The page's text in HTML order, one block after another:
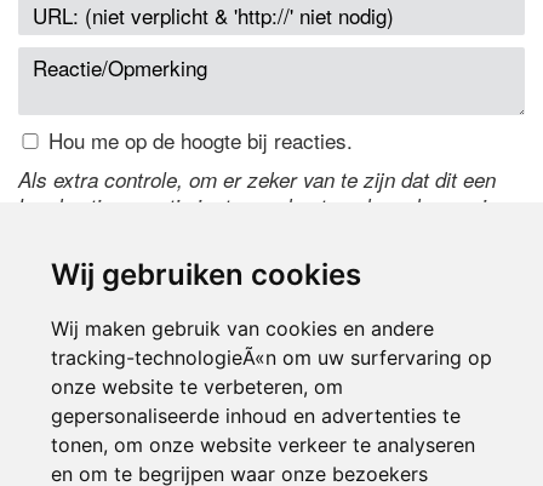
Wij gebruiken cookies
Wij maken gebruik van cookies en andere
tracking-technologieÃ«n om uw surfervaring op
onze website te verbeteren, om
gepersonaliseerde inhoud en advertenties te
tonen, om onze website verkeer te analyseren
en om te begrijpen waar onze bezoekers
Hou me op de hoogte bij reacties.
Als extra controle, om er zeker van te zijn dat dit een
handmatige reactie is, typ onderstaande code over in
de code te wijzigen.